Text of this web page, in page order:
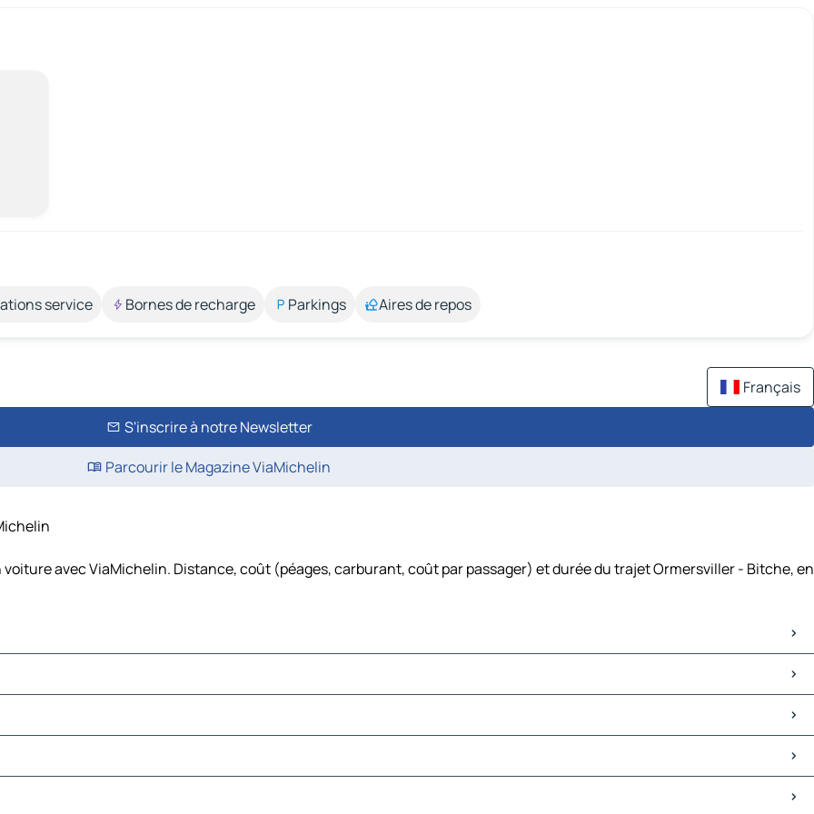
service Bornes de recharge Parkings Aires de repos
Français
S'inscrire à notre Newsletter
Parcourir le Magazine ViaMichelin
avec ViaMichelin. Distance, coût (péages, carburant, coût par passager) et durée du trajet Ormersviller - Bitche, en